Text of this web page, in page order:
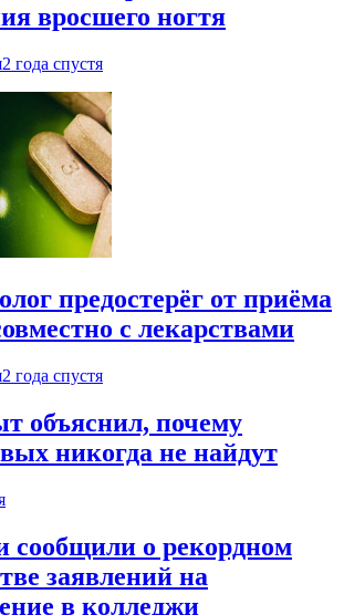
вросшего ногтя
2 года спустя
предостерёг от приёма
с лекарствами
2 года спустя
объяснил, почему
никогда не найдут
сообщили о рекордном
заявлений на
в колледжи